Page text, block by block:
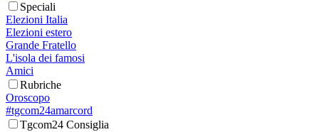
Speciali
Elezioni Italia
Elezioni estero
Grande Fratello
L'isola dei famosi
Amici
Rubriche
Oroscopo
#tgcom24amarcord
Tgcom24 Consiglia